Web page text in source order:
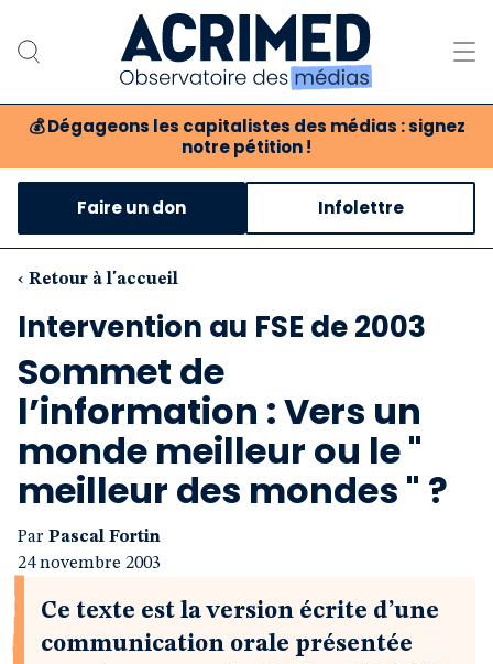
💰 Dégageons les capitalistes des médias : signez
notre pétition !
Notre association
Notre critique des médias
Nos propositions
Notre revue
Boutique
Faire un don Infolettre
‹ Retour à l'accueil
Intervention au FSE de 2003
Sommet de
l’information : Vers un
monde meilleur ou le "
meilleur des mondes " ?
Par Pascal Fortin
24 novembre 2003
Ce texte est la version écrite d’une
communication orale présentée